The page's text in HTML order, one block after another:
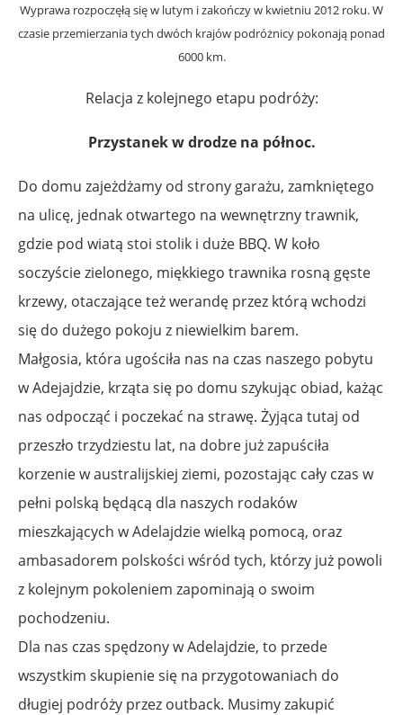
Wyprawa rozpoczęłą się w lutym i zakończy w kwietniu 2012 roku. W
czasie przemierzania tych dwóch krajów podróżnicy pokonają ponad
6000 km.
Relacja z kolejnego etapu podróży:
Przystanek w drodze na północ.
Do domu zajeżdżamy od strony garażu, zamkniętego
na ulicę, jednak otwartego na wewnętrzny trawnik,
gdzie pod wiatą stoi stolik i duże BBQ. W koło
soczyście zielonego, miękkiego trawnika rosną gęste
krzewy, otaczające też werandę przez którą wchodzi
się do dużego pokoju z niewielkim barem.
Małgosia, która ugościła nas na czas naszego pobytu
w Adejajdzie, krząta się po domu szykując obiad, każąc
nas odpocząć i poczekać na strawę. Żyjąca tutaj od
przeszło trzydziestu lat, na dobre już zapuściła
korzenie w australijskiej ziemi, pozostając cały czas w
pełni polską będącą dla naszych rodaków
mieszkających w Adelajdzie wielką pomocą, oraz
ambasadorem polskości wśród tych, którzy już powoli
z kolejnym pokoleniem zapominają o swoim
pochodzeniu.
Dla nas czas spędzony w Adelajdzie, to przede
wszystkim skupienie się na przygotowaniach do
długiej podróży przez outback. Musimy zakupić